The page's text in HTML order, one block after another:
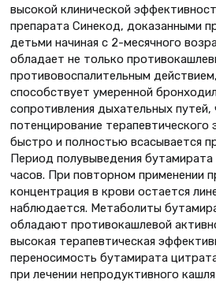
высокой клинической
препарата Синекод, доказанными
детьми начиная с 2-месячного
обладает не только
противовоспалительным
способствует умеренной
сопротивления дыхательных путей,
потенцирование
быстро и полностью всасывается
Период полувыведения
часов. При повторном применении
концентрация в крови остается
наблюдается. Метаболиты
обладают противокашлевой
высокая терапевтическая
переносимость бутамирата
при лечении непродуктивного